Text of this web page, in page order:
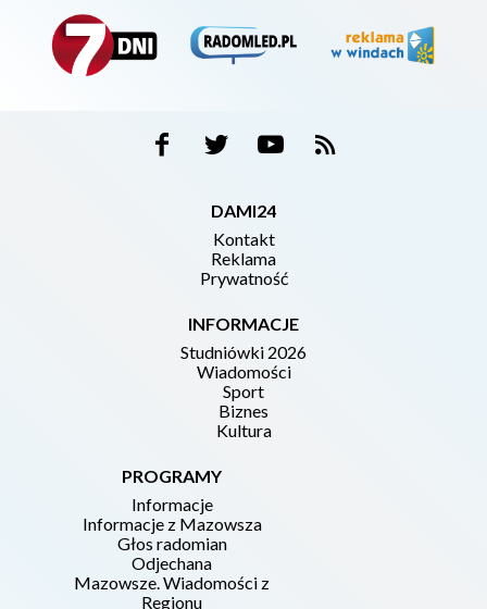
DAMI24
Kontakt
Reklama
Prywatność
INFORMACJE
Studniówki 2026
Wiadomości
Sport
Biznes
Kultura
PROGRAMY
Informacje
Informacje z Mazowsza
Głos radomian
Odjechana
Mazowsze. Wiadomości z
Regionu